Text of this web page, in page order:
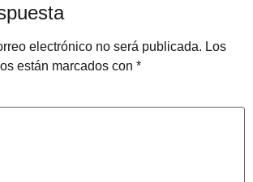
electrónico no será publicada. Los
están marcados con *